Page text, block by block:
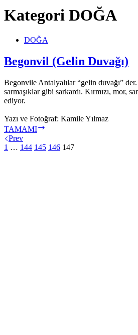
Kategori DOĞA
DOĞA
Begonvil (Gelin Duvağı)
Begonvile Antalyalılar “gelin duvağı”
sarmaşıklar gibi sarkardı. Kırmızı,
ediyor.
Yazı ve Fotoğraf: Kamile Yılmaz
TAMAMI
Duvağı)
Prev
1 … 144 145 146 147